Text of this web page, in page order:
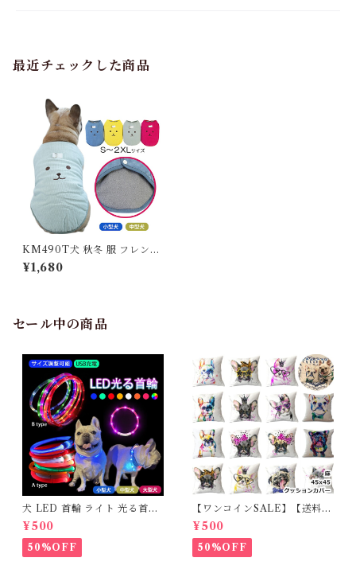
最近チェックした商品
KM490T犬 秋冬 服 フレンチ
ブルドッグ 服 ジャケット コー
デュロイ フリース おしゃれ 暖
¥1,680
セール中の商品
犬 LED 首輪 ライト 光る首輪
USB充電 生活防水 長さ調整可
能 首輪 犬用 ペット カラー ペ
ット用品 軽量 ドッグ用品 フレ
ンチブルドック 大型犬 中型犬
¥500
50%OFF
【ワンコインSALE】【送料無
料】KM503G クッションカバ
ー フレンチブルドッグ クリー
ム フレブル
¥500
50%OFF